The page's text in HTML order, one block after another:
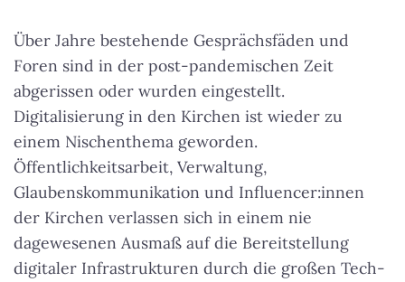
Über Jahre bestehende Gesprächsfäden und
Foren sind in der post-pandemischen Zeit
abgerissen oder wurden eingestellt.
Digitalisierung in den Kirchen ist wieder zu
einem Nischenthema geworden.
Öffentlichkeitsarbeit, Verwaltung,
Glaubenskommunikation und Influencer:innen
der Kirchen verlassen sich in einem nie
dagewesenen Ausmaß auf die Bereitstellung
digitaler Infrastrukturen durch die großen Tech-